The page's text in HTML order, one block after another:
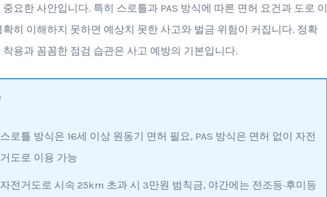
요한 사안입니다. 특히 스로틀과 PAS 방식에 따른 면허 요건과 도로 이
히 이해하지 못하면 예상치 못한 사고와 벌금 위험이 커집니다. 정확
용과 꼼꼼한 점검 습관은 사고 예방의 기본입니다.
스로틀 방식은 16세 이상 원동기 면허 필요, PAS 방식은 면허 없이 자전
거도로 이용 가능
자전거도로 시속 25km 초과 시 3만원 범칙금, 야간에는 전조등·후미등